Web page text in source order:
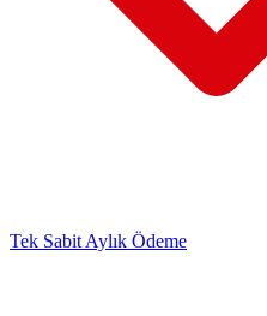
Tek Sabit Aylık Ödeme